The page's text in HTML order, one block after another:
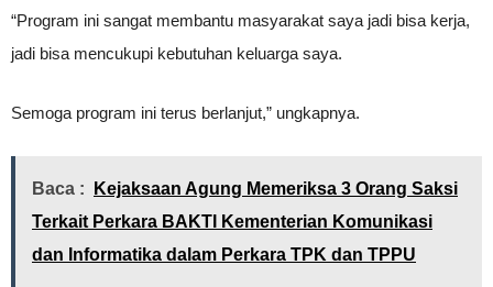
“Program ini sangat membantu masyarakat saya jadi bisa kerja,
jadi bisa mencukupi kebutuhan keluarga saya.
Semoga program ini terus berlanjut,” ungkapnya.
Baca :
Kejaksaan Agung Memeriksa 3 Orang Saksi
Terkait Perkara BAKTI Kementerian Komunikasi
dan Informatika dalam Perkara TPK dan TPPU